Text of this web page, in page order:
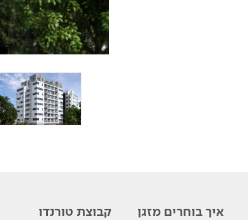
איך בוחרים מזגן קבוצת טורנדו